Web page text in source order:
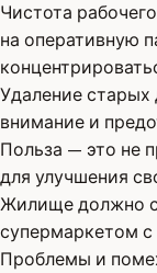
Чистота
на оперативную
Удаление
внимание и
Польза — это не
для улучшения
Жилище должно
супермаркетом
Проблемы и